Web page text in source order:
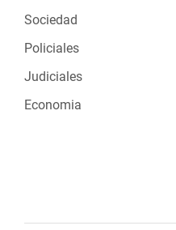
Sociedad
Policiales
Judiciales
Economia